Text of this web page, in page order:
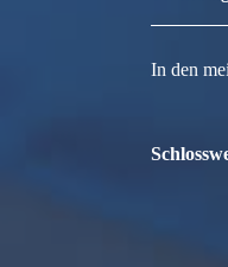
In den